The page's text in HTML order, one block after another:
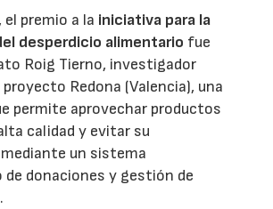
premio a la iniciativa para la
desperdicio alimentario fue
Roig Tierno, investigador
Redona (Valencia), una
permite aprovechar productos
calidad y evitar su
un sistema
donaciones y gestión de